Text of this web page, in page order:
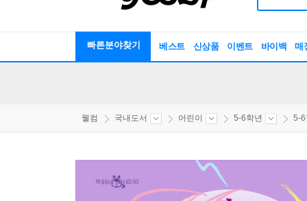
빠른분야찾기 베스트 신상품 이벤트 바이백 매
웰컴 국내도서 어린이 5-6학년 5-6